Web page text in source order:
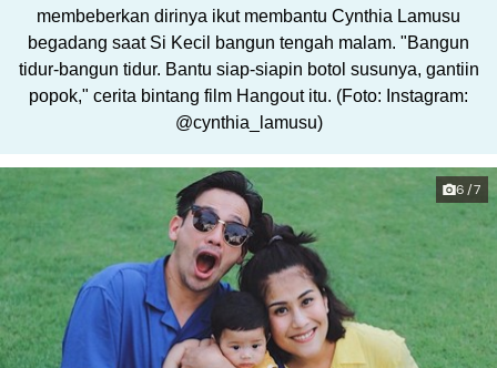
membeberkan dirinya ikut membantu Cynthia Lamusu
begadang saat Si Kecil bangun tengah malam. "Bangun
tidur-bangun tidur. Bantu siap-siapin botol susunya, gantiin
popok," cerita bintang film Hangout itu. (Foto: Instagram:
@cynthia_lamusu)
6/7